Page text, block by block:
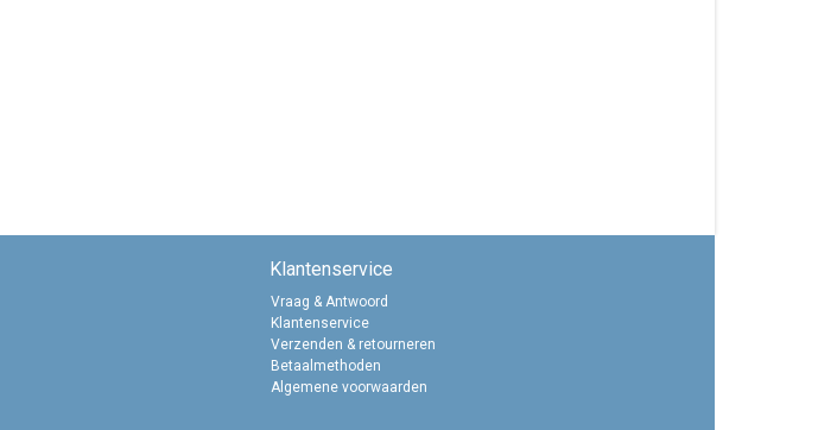
Klantenservice
Vraag & Antwoord
Klantenservice
Verzenden & retourneren
Betaalmethoden
Algemene voorwaarden